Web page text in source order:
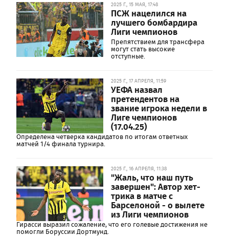
2025 Г., 15 МАЯ, 17:48
ПСЖ нацелился на
лучшего бомбардира
Лиги чемпионов
Препятствием для трансфера
могут стать высокие
отступные.
2025 Г., 17 АПРЕЛЯ, 11:59
УЕФА назвал
претендентов на
звание игрока недели в
Лиге чемпионов
(17.04.25)
Определена четверка кандидатов по итогам ответных
матчей 1/4 финала турнира.
2025 Г., 16 АПРЕЛЯ, 11:38
"Жаль, что наш путь
завершен": Автор хет-
трика в матче с
Барселоной - о вылете
из Лиги чемпионов
Гирасси выразил сожаление, что его голевые достижения не
помогли Боруссии Дортмунд.